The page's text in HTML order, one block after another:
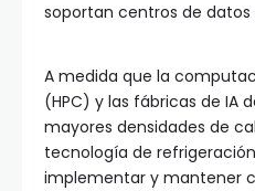
soportan centros de datos
A medida que la
(HPC) y las fábricas de IA
mayores densidades de
tecnología de
implementar y mantener